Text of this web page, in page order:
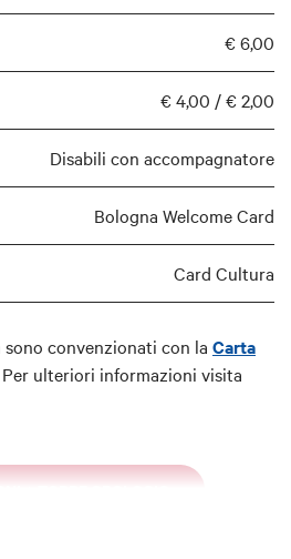
€ 6,00
€ 4,00 / € 2,00
Disabili con accompagnatore
Bologna Welcome Card
Card Cultura
convenzionati con la Carta
Per ulteriori informazioni visita